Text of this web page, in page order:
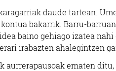
daude tartean.
bakarrik. Barru-
baino gehiago izatea nahi
irabazten ahalegintzen
aurrerapausoak ematen ditu,